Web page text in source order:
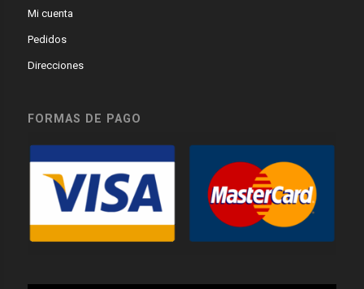
Mi cuenta
Pedidos
Direcciones
FORMAS DE PAGO